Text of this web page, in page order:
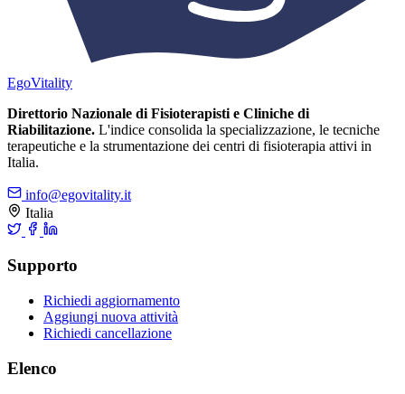
EgoVitality
Direttorio Nazionale di Fisioterapisti e Cliniche di
Riabilitazione. L'indice consolida la specializzazione, le tecniche
terapeutiche e la strumentazione dei centri di fisioterapia attivi in
Italia.
info@egovitality.it
Italia
Supporto
Richiedi aggiornamento
Aggiungi nuova attività
Richiedi cancellazione
Elenco